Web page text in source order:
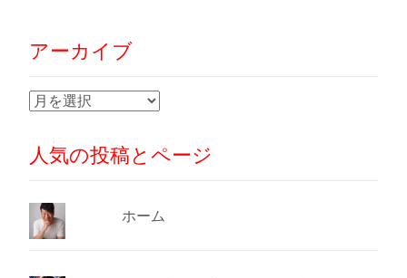
アーカイブ
ア
カ
イ
ブ
人気の投稿とページ
ホーム